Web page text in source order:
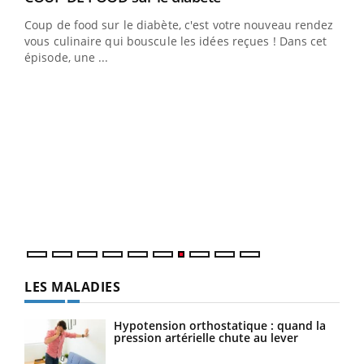
Coup de food sur le diabète, c'est votre nouveau rendez-
vous culinaire qui bouscule les idées reçues ! Dans cet
épisode, une ...
LES MALADIES
Hypotension orthostatique : quand la
pression artérielle chute au lever